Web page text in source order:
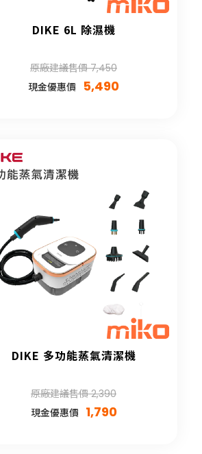
DIKE 6L 除濕機
原廠建議售價 7,450
現金優惠價
5,490
DIKE 多功能蒸氣清潔機
原廠建議售價 2,390
現金優惠價 1,790